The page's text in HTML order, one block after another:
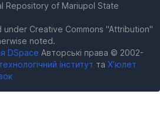
Repository of Mariupol State
Creative Commons "Attribution"
noted.
DSpace Авторські права © 2002-
інститут та Х’юлет